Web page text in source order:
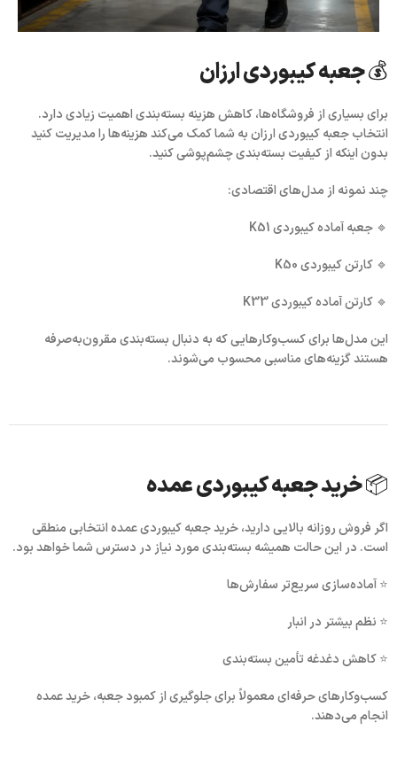
💰 جعبه کیبوردی ارزان
برای بسیاری از فروشگاه‌ها، کاهش هزینه بسته‌بندی اهمیت زیادی دارد.
انتخابجعبه کیبوردی ارزانبه شما کمک می‌کند هزینه‌ها را مدیریت کنید
بدون اینکه از کیفیت بسته‌بندی چشم‌پوشی کنید.
چند نمونه از مدل‌های اقتصادی:
🔹 جعبه آماده کیبوردی K51
🔹 کارتن کیبوردی K50
🔹 کارتن آماده کیبوردی K33
این مدل‌ها برای کسب‌وکارهایی که به دنبال بسته‌بندی مقرون‌به‌صرفه
هستند گزینه‌های مناسبی محسوب می‌شوند.
📦 خرید جعبه کیبوردی عمده
اگر فروش روزانه بالایی دارید،خرید جعبه کیبوردی عمدهانتخابی منطقی
است. در این حالت همیشه بسته‌بندی مورد نیاز در دسترس شما خواهد بود.
⭐ آماده‌سازی سریع‌تر سفارش‌ها
⭐ نظم بیشتر در انبار
⭐ کاهش دغدغه تأمین بسته‌بندی
کسب‌وکارهای حرفه‌ای معمولاً برای جلوگیری از کمبود جعبه، خرید عمده
انجام می‌دهند.